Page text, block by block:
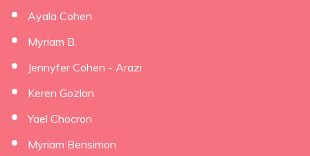
Ayala Cohen
Myriam B.
Jennyfer Cohen - Arazi
Keren Gozlan
Yael Chocron
Myriam Bensimon